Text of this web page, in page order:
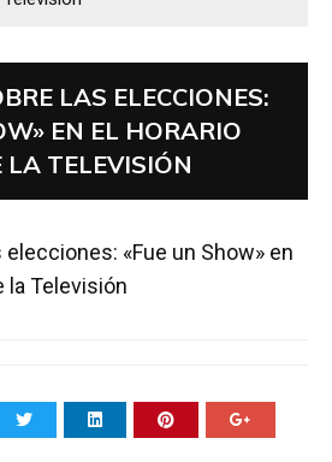
LAS ELECCIONES:
EN EL HORARIO
LA TELEVISIÓN